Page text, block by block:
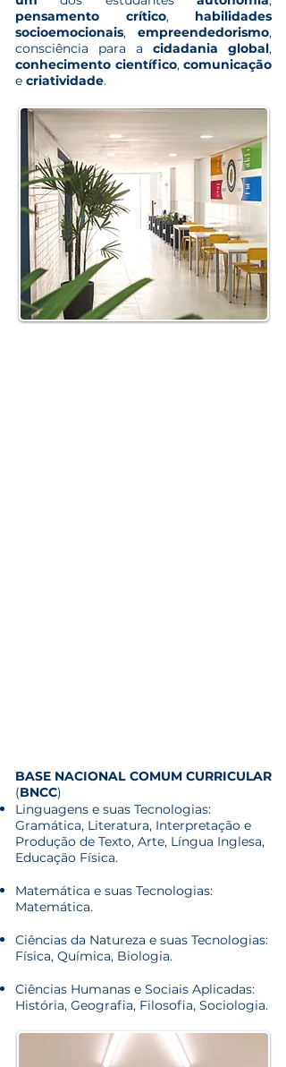
pensamento crítico, habilidades
socioemocionais, empreendedorismo,
consciência para a cidadania global,
conhecimento científico, comunicação
e criatividade.
BASE NACIONAL COMUM CURRICULAR
(BNCC)
Linguagens e suas Tecnologias:
Gramática, Literatura, Interpretação e
Produção de Texto, Arte, Língua Inglesa,
Educação Física.
Matemática e suas Tecnologias:
Matemática.
Ciências da Natureza e suas Tecnologias:
Física, Química, Biologia.
Ciências Humanas e Sociais Aplicadas:
História, Geografia, Filosofia, Sociologia.